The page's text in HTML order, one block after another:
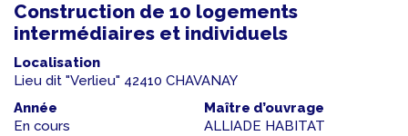
Construction de 10 logements
intermédiaires et individuels
Localisation
Lieu dit "Verlieu" 42410 CHAVANAY
Année
En cours
Maître d’ouvrage
ALLIADE HABITAT